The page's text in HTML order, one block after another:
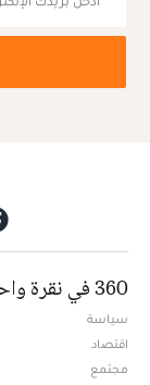
360 في نقرة واحدة
سياسة
اقتصاد
مجتمع